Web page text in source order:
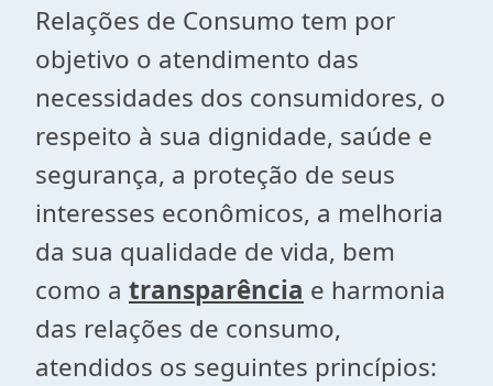
Relações de Consumo tem por
objetivo o atendimento das
necessidades dos consumidores, o
respeito à sua dignidade, saúde e
segurança, a proteção de seus
interesses econômicos, a melhoria
da sua qualidade de vida, bem
como a transparência e harmonia
das relações de consumo,
atendidos os seguintes princípios: